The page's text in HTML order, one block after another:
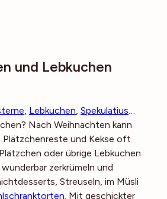
und Lebkuchen
, Lebkuchen, Spekulatius…
Nach Weihnachten kann
Plätzchenreste und Kekse oft
oder übrige Lebkuchen
zerkrümeln und
Streuseln, im Müsli
. Mit geschickter